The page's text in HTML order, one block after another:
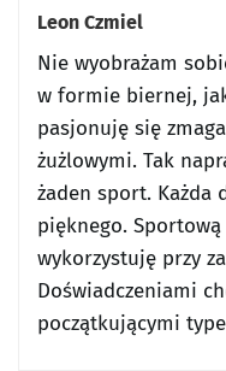
Leon Czmiel
Nie wyobrażam
w formie biernej,
pasjonuję się
żużlowymi. Tak
żaden sport. Każda
pięknego.
wykorzystuję przy
Doświadczeniami
początkującymi